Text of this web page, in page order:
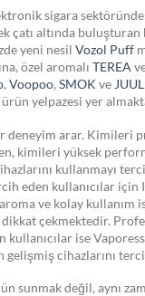
sigara
çatı altında buluşturan
yeni nesil Vozol Puff
özel aromalı TEREA
Voopoo SMOK ve JUUL
yelpazesi yer
deneyim arar. Kimileri
kimileri yüksek
kullanmayı
eden kullanıcılar için
ve kolay kullanım
çekmektedir.
kullanıcılar ise
gelişmiş cihazlarını
sunmak değil, aynı